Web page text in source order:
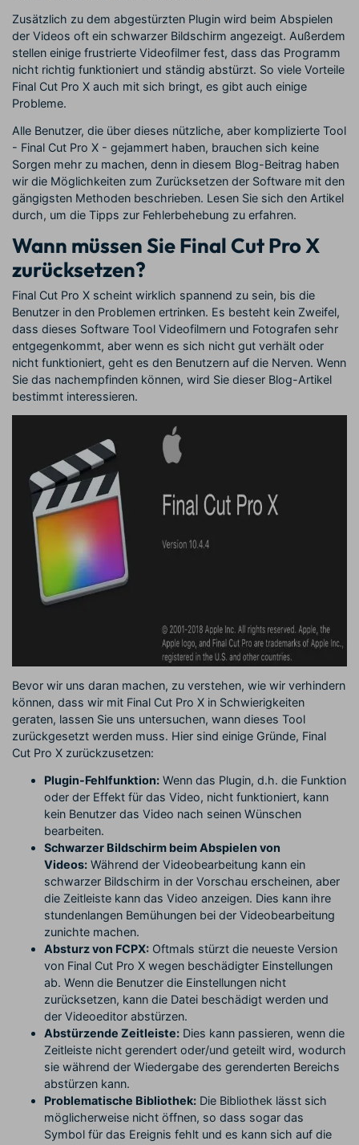
Blog
Zusätzlich zu dem abgestürzten Plugin wird beim Abspielen
der Videos oft ein schwarzer Bildschirm angezeigt. Außerdem
stellen einige frustrierte Videofilmer fest, dass das Programm
nicht richtig funktioniert und ständig abstürzt. So viele Vorteile
Final Cut Pro X auch mit sich bringt, es gibt auch einige
Probleme.
Alle Benutzer, die über dieses nützliche, aber komplizierte Tool
- Final Cut Pro X - gejammert haben, brauchen sich keine
Sorgen mehr zu machen, denn in diesem Blog-Beitrag haben
wir die Möglichkeiten zum Zurücksetzen der Software mit den
gängigsten Methoden beschrieben. Lesen Sie sich den Artikel
durch, um die Tipps zur Fehlerbehebung zu erfahren.
Wann müssen Sie Final Cut Pro X
zurücksetzen?
Final Cut Pro X scheint wirklich spannend zu sein, bis die
Benutzer in den Problemen ertrinken. Es besteht kein Zweifel,
dass dieses Software Tool Videofilmern und Fotografen sehr
entgegenkommt, aber wenn es sich nicht gut verhält oder
nicht funktioniert, geht es den Benutzern auf die Nerven. Wenn
Sie das nachempfinden können, wird Sie dieser Blog-Artikel
bestimmt interessieren.
Bevor wir uns daran machen, zu verstehen, wie wir verhindern
können, dass wir mit Final Cut Pro X in Schwierigkeiten
geraten, lassen Sie uns untersuchen, wann dieses Tool
zurückgesetzt werden muss. Hier sind einige Gründe, Final
Cut Pro X zurückzusetzen:
Plugin-Fehlfunktion: Wenn das Plugin, d.h. die Funktion
oder der Effekt für das Video, nicht funktioniert, kann
kein Benutzer das Video nach seinen Wünschen
bearbeiten.
Schwarzer Bildschirm beim Abspielen von
Videos: Während der Videobearbeitung kann ein
schwarzer Bildschirm in der Vorschau erscheinen, aber
die Zeitleiste kann das Video anzeigen. Dies kann ihre
stundenlangen Bemühungen bei der Videobearbeitung
zunichte machen.
Absturz von FCPX: Oftmals stürzt die neueste Version
von Final Cut Pro X wegen beschädigter Einstellungen
ab. Wenn die Benutzer die Einstellungen nicht
zurücksetzen, kann die Datei beschädigt werden und
der Videoeditor abstürzen.
Abstürzende Zeitleiste: Dies kann passieren, wenn die
Zeitleiste nicht gerendert oder/und geteilt wird, wodurch
sie während der Wiedergabe des gerenderten Bereichs
abstürzen kann.
Problematische Bibliothek: Die Bibliothek lässt sich
möglicherweise nicht öffnen, so dass sogar das
Symbol für das Ereignis fehlt und es kann sich auf die